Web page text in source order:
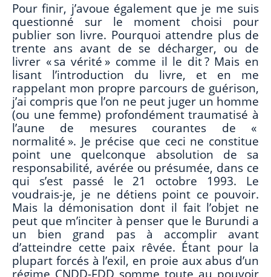
Pour finir, j’avoue également que je me suis
questionné sur le moment choisi pour
publier son livre. Pourquoi attendre plus de
trente ans avant de se décharger, ou de
livrer « sa vérité » comme il le dit ? Mais en
lisant l’introduction du livre, et en me
rappelant mon propre parcours de guérison,
j’ai compris que l’on ne peut juger un homme
(ou une femme) profondément traumatisé à
l’aune de mesures courantes de «
normalité ». Je précise que ceci ne constitue
point une quelconque absolution de sa
responsabilité, avérée ou présumée, dans ce
qui s’est passé le 21 octobre 1993. Le
voudrais-je, je ne détiens point ce pouvoir.
Mais la démonisation dont il fait l’objet ne
peut que m’inciter à penser que le Burundi a
un bien grand pas à accomplir avant
d’atteindre cette paix rêvée. Étant pour la
plupart forcés à l’exil, en proie aux abus d’un